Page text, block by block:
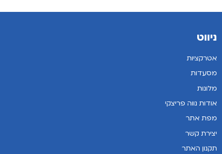
ניווט
אטרקציות
מסעדות
מלונות
אודות נווה פריצקי
מפת אתר
יצירת קשר
תקנון האתר